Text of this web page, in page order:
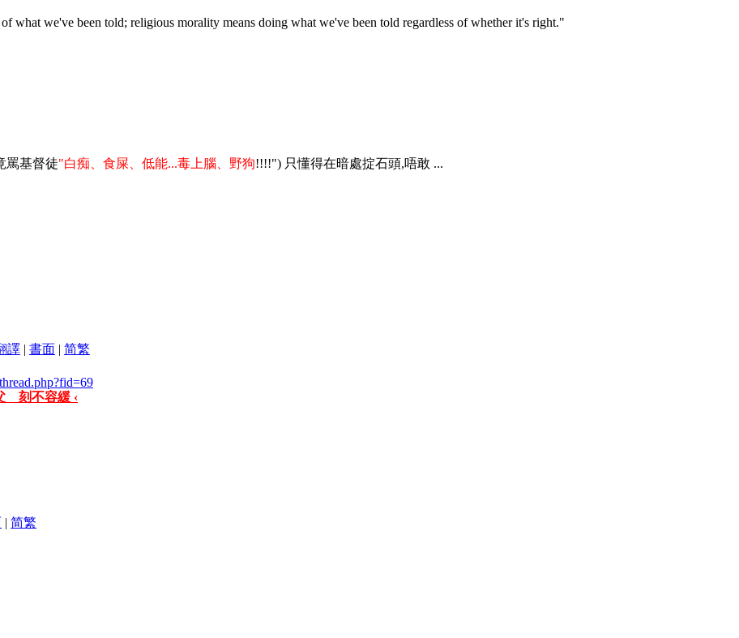
what we've been told; religious morality means doing what we've been told regardless of whether it's right."
罵基督徒"白痴、食屎、低能...毒上腦、野狗!!!!") 只懂得在暗處掟石頭,唔敢 ...
譯 | 書面 | 简繁
刻不容緩 ‹
| 简繁